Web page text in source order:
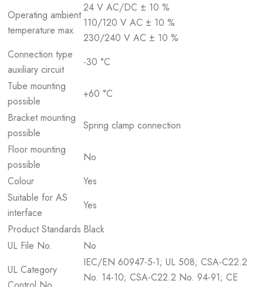
Operating ambient
temperature max.
24 V AC/DC ± 10 %
110/120 V AC ± 10 %
230/240 V AC ± 10 %
Connection type
auxiliary circuit
-30 °C
Tube mounting
possible
+60 °C
Bracket mounting
possible
Spring clamp connection
Floor mounting
possible
No
Colour
Yes
Suitable for AS
interface
Yes
Product Standards Black
UL File No.
No
UL Category
IEC/EN 60947-5-1; UL 508; CSA-C22.2
No. 14-10; CSA-C22.2 No. 94-91; CE